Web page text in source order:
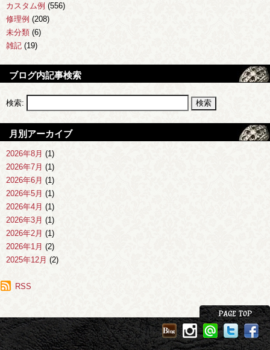
カスタム例 (556)
修理例 (208)
未分類 (6)
雑記 (19)
ブログ内記事検索
検索:
月別アーカイブ
2026年8月 (1)
2026年7月 (1)
2026年6月 (1)
2026年5月 (1)
2026年4月 (1)
2026年3月 (1)
2026年2月 (1)
2026年1月 (2)
2025年12月 (2)
2025年10月
2025年7月(1)
2025年6月(3)
RSS